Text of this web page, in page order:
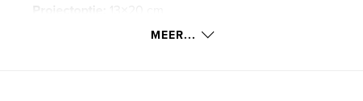
Projectoptie:
13×20 cm
MEER...